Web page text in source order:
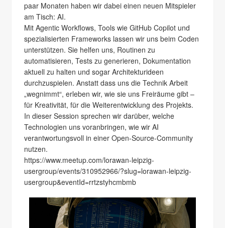
paar Monaten haben wir dabei einen neuen Mitspieler
am Tisch: AI.
Mit Agentic Workflows, Tools wie GitHub Copilot und
spezialisierten Frameworks lassen wir uns beim Coden
unterstützen. Sie helfen uns, Routinen zu
automatisieren, Tests zu generieren, Dokumentation
aktuell zu halten und sogar Architekturideen
durchzuspielen. Anstatt dass uns die Technik Arbeit
„wegnimmt“, erleben wir, wie sie uns Freiräume gibt –
für Kreativität, für die Weiterentwicklung des Projekts.
In dieser Session sprechen wir darüber, welche
Technologien uns voranbringen, wie wir AI
verantwortungsvoll in einer Open-Source-Community
nutzen.
https://www.meetup.com/lorawan-leipzig-
usergroup/events/310952966/?slug=lorawan-leipzig-
usergroup&eventId=rrtzstyhcmbmb